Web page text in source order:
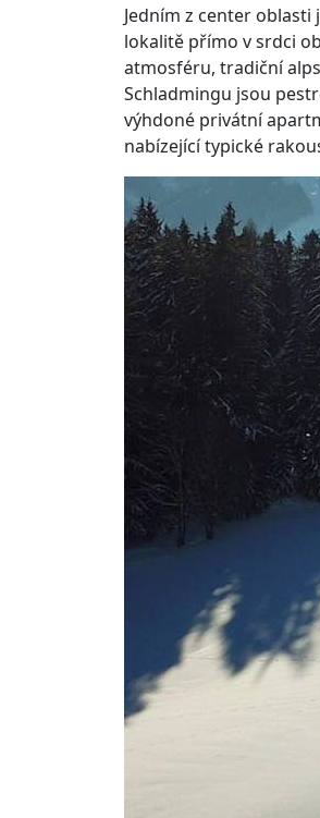
Jedním z center
lokalitě přímo v srdci
atmosféru, tradiční
Schladmingu jsou
výhdoné privátní
nabízející typické